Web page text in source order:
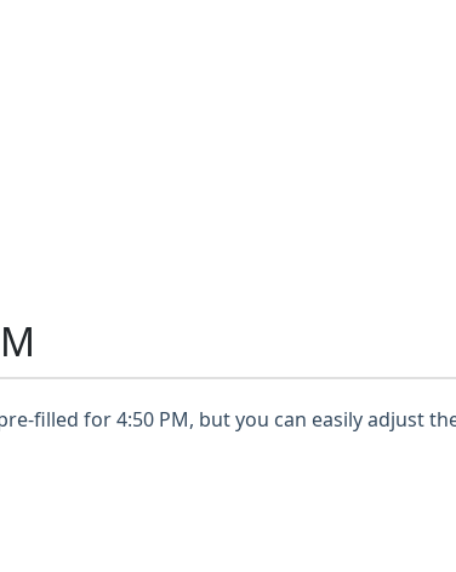
filled for 4:50 PM, but you can easily adjust